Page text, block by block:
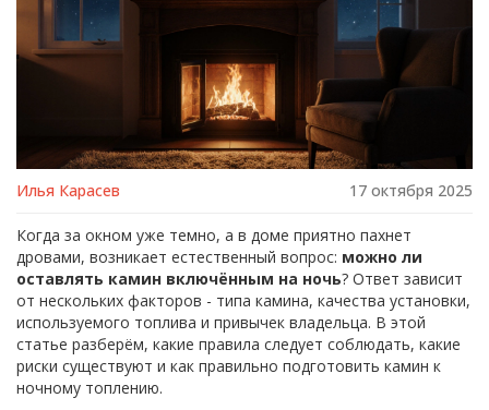
Илья Карасев 17 октября 2025
Когда за окном уже темно, а в доме приятно пахнет
дровами, возникает естественный вопрос: можно ли
оставлять камин включённым на ночь? Ответ зависит
от нескольких факторов - типа камина, качества установки,
используемого топлива и привычек владельца. В этой
статье разберём, какие правила следует соблюдать, какие
риски существуют и как правильно подготовить камин к
ночному топлению.